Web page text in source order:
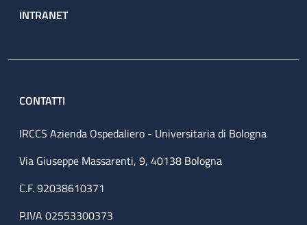
INTRANET
CONTATTI
IRCCS Azienda Ospedaliero - Universitaria di Bologna
Via Giuseppe Massarenti, 9, 40138 Bologna
C.F. 92038610371
P.IVA 02553300373